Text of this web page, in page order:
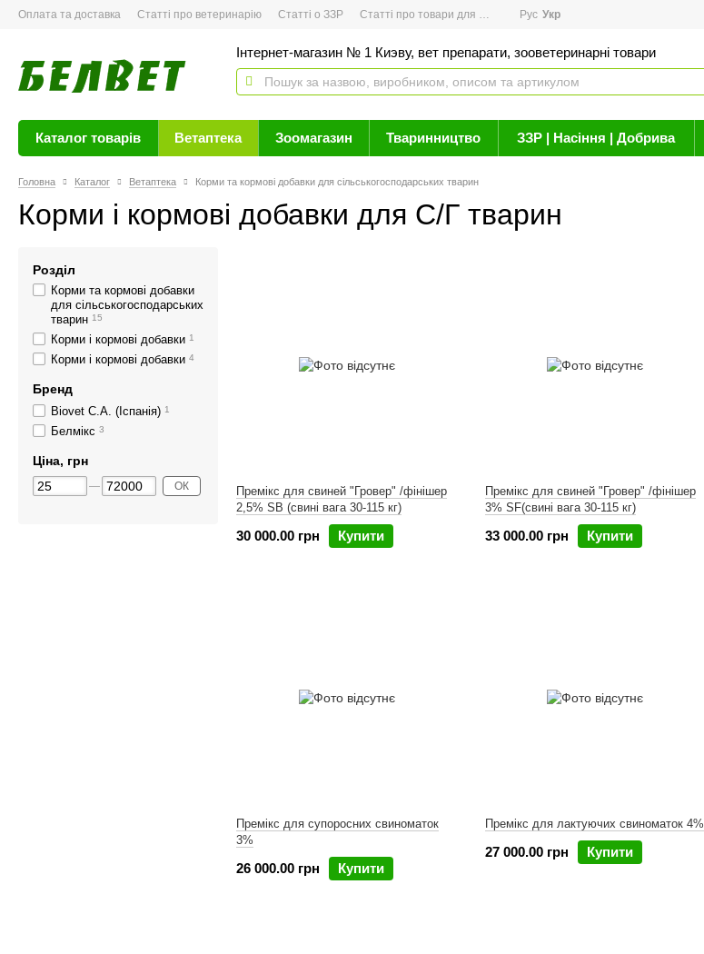
Оплата та доставка Статті про ветеринарію Статті о ЗЗР Статті про товари для здоров'я Новини
Рус Укр
Інтернет-магазин № 1 Киэву, вет препарати, зооветеринарні товари
Каталог товарів Ветаптека Зоомагазин Тваринництво ЗЗР | Насіння | Добрива
Головна Каталог Ветаптека Корми та кормові добавки для сільськогосподарських тварин
Корми і кормові добавки для С/Г тварин
Премікс для свиней "Гровер" /фінішер
2,5% SB (свині вага 30-115 кг)
30 000.00 грн Купити
Премікс для свиней "Гровер" /фінішер
3% SF(свині вага 30-115 кг)
33 000.00 грн Купити
Премікс для супоросних свиноматок
3%
26 000.00 грн Купити
Премікс для лактуючих свиноматок 4%
27 000.00 грн Купити
Розділ
Корми та кормові добавки
для сільськогосподарських
тварин 15
Корми і кормові добавки 1
Корми і кормові добавки 4
Бренд
Biovet C.A. (Іспанія) 1
Белмікс 3
Ціна, грн
ОК